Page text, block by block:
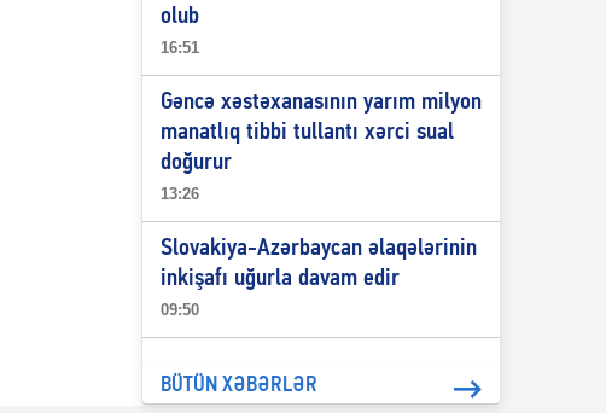
olub
16:51
Gəncə xəstəxanasının yarım milyon
manatlıq tibbi tullantı xərci sual
doğurur
13:26
Slovakiya-Azərbaycan əlaqələrinin
inkişafı uğurla davam edir
09:50
BÜTÜN XƏBƏRLƏR